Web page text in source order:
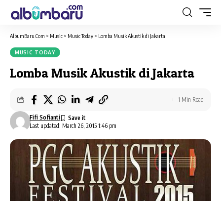
AlbumBaru.Com > Music > Music Today > Lomba Musik Akustik di Jakarta
MUSIC TODAY
Lomba Musik Akustik di Jakarta
Last updated: March 26, 2015 1:46 pm
Fifi Sofianti
1 Min Read